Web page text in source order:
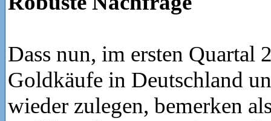
Dass nun, im ersten Quartal
Goldkäufe in Deutschland
wieder zulegen, bemerken